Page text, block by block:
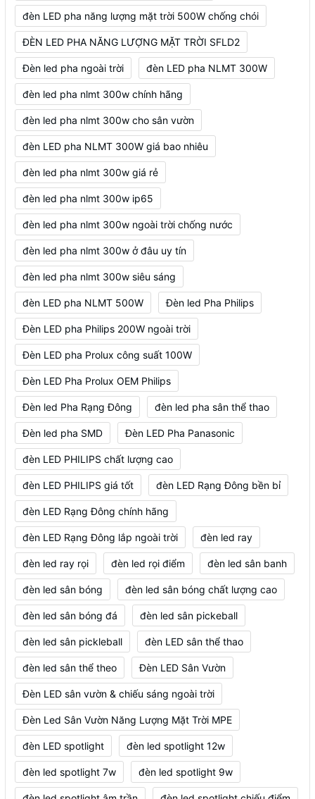
đèn LED pha năng lượng mặt trời 500W chống chói
ĐÈN LED PHA NĂNG LƯỢNG MẶT TRỜI SFLD2
Đèn led pha ngoài trời đèn LED pha NLMT 300W
đèn led pha nlmt 300w chính hãng
đèn led pha nlmt 300w cho sân vườn
đèn LED pha NLMT 300W giá bao nhiêu
đèn led pha nlmt 300w giá rẻ
đèn led pha nlmt 300w ip65
đèn led pha nlmt 300w ngoài trời chống nước
đèn led pha nlmt 300w ở đâu uy tín
đèn led pha nlmt 300w siêu sáng
đèn LED pha NLMT 500W Đèn led Pha Philips
Đèn LED pha Philips 200W ngoài trời
Đèn LED pha Prolux công suất 100W
Đèn LED Pha Prolux OEM Philips
Đèn led Pha Rạng Đông đèn led pha sân thể thao
Đèn led pha SMD Đèn LED Pha Panasonic
đèn LED PHILIPS chất lượng cao
đèn LED PHILIPS giá tốt đèn LED Rạng Đông bền bỉ
đèn LED Rạng Đông chính hãng
đèn LED Rạng Đông lắp ngoài trời đèn led ray
đèn led ray rọi đèn led rọi điểm đèn led sân banh
đèn led sân bóng đèn led sân bóng chất lượng cao
đèn led sân bóng đá đèn led sân pickeball
đèn led sân pickleball đèn LED sân thể thao
đèn led sân thể theo Đèn LED Sân Vườn
Đèn LED sân vườn & chiếu sáng ngoài trời
Đèn Led Sân Vườn Năng Lượng Mặt Trời MPE
đèn LED spotlight đèn led spotlight 12w
đèn led spotlight 7w đèn led spotlight 9w